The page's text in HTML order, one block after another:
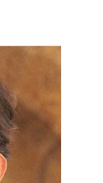
इस
दिग्गज
के
हो गए